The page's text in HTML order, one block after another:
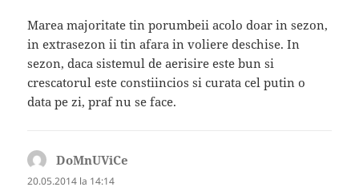
Marea majoritate tin porumbeii acolo doar in sezon,
in extrasezon ii tin afara in voliere deschise. In
sezon, daca sistemul de aerisire este bun si
crescatorul este constiincios si curata cel putin o
data pe zi, praf nu se face.
DoMnUViCe
20.05.2014 la 14:14